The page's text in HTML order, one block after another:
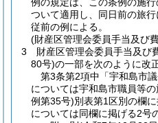
ついて適用し、同日前の旅
従前の例による。
(財産区管理会委員手当及び
3
財産区管理会委員手当及び
80号)の一部を次のように改
第3条第2項中「宇和島市
については宇和島市職員等
例第35号)別表第1区別の欄
については同欄に掲げる2号